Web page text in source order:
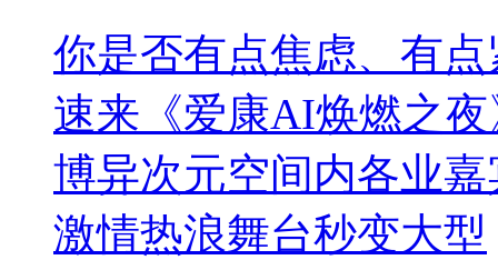
你是否有点焦虑、有
速来《爱康AI焕燃之
博异次元空间内各业
激情热浪舞台秒变大型